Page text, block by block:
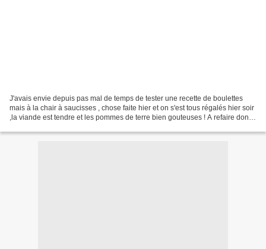
J'avais envie depuis pas mal de temps de tester une recette de boulettes
mais à la chair à saucisses , chose faite hier et on s'est tous régalés hier soir
,la viande est tendre et les pommes de terre bien gouteuses ! A refaire donc !